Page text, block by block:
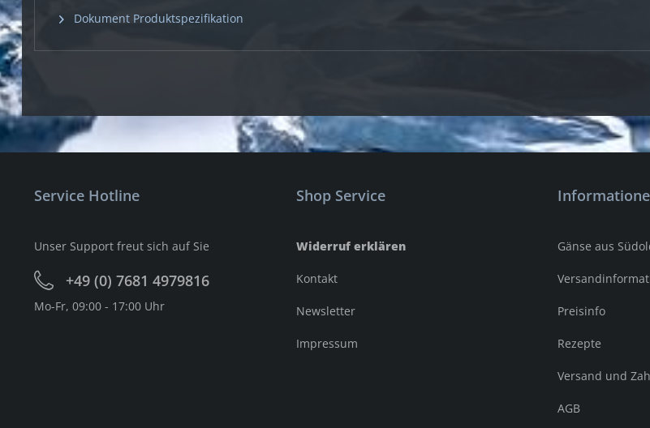
Dokument Produktspezifikation
Service Hotline
Unser Support freut sich auf Sie
+49 (0) 7681 4979816
Mo-Fr, 09:00 - 17:00 Uhr
Shop Service
Widerruf erklären
Kontakt
Newsletter
Impressum
Gänse aus
Preisinfo
Rezepte
Versand und
AGB